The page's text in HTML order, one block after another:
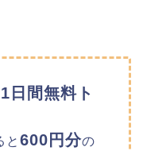
日間無料ト
と 600円分の